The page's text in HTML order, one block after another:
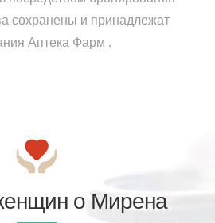
сохранены и принадлежат
Аптека Фарм .
о Мирена